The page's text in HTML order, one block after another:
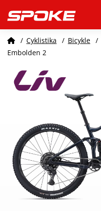
/ Cyklistika / Bicykle /
Embolden 2